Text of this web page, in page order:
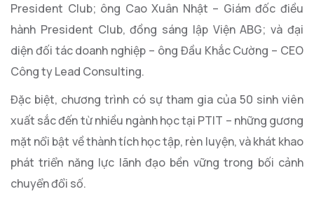
President Club; ông Cao Xuân Nhật – Giám đốc điều
hành President Club, đồng sáng lập Viện ABG; và đại
diện đối tác doanh nghiệp – ông Đầu Khắc Cường – CEO
Công ty Lead Consulting.
Đặc biệt, chương trình có sự tham gia của 50 sinh viên
xuất sắc đến từ nhiều ngành học tại PTIT – những gương
mặt nổi bật về thành tích học tập, rèn luyện, và khát khao
phát triển năng lực lãnh đạo bền vững trong bối cảnh
chuyển đổi số.